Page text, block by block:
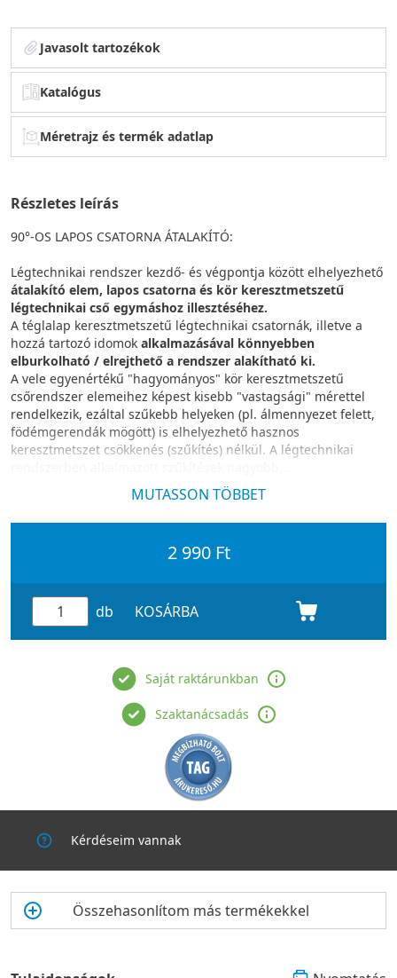
Javasolt tartozékok
Katalógus
Méretrajz és termék adatlap
Részletes leírás
90°-OS LAPOS CSATORNA ÁTALAKÍTÓ:
Légtechnikai rendszer kezdő- és végpontja között elhelyezhető
átalakító elem, lapos csatorna és kör keresztmetszetű
légtechnikai cső egymáshoz illesztéséhez.
A téglalap keresztmetszetű légtechnikai csatornák, illetve a
hozzá tartozó idomok alkalmazásával könnyebben
elburkolható / elrejthető a rendszer alakítható ki.
A vele egyenértékű "hagyományos" kör keresztmetszetű
csőrendszer elemeihez képest kisebb "vastagsági" mérettel
rendelkezik, ezáltal szűkebb helyeken (pl. álmennyezet felett,
födémgerendák mögött) is elhelyezhető hasznos
keresztmetszet csökkenés (szűkítés) nélkül. A légtechnikai
nyomásveszteséget és magasabb légáramlásból eredő zajt
MUTASSON TÖBBET
2 990 Ft
db KOSÁRBA
Saját raktárunkban
Szaktanácsadás
Kérdéseim vannak
Összehasonlítom más termékekkel